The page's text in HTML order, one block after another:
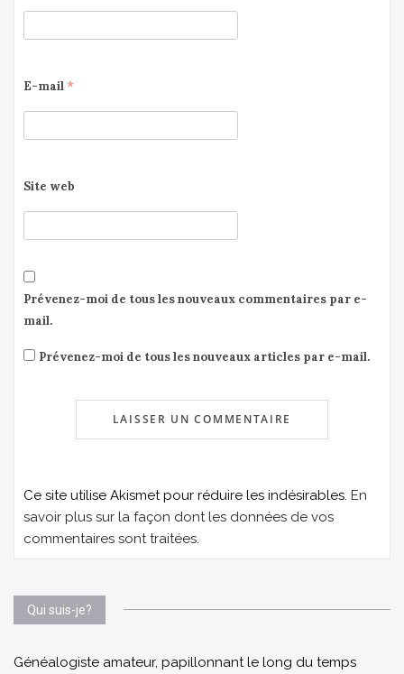
E-mail *
Site web
Prévenez-moi de tous les nouveaux commentaires par e-
mail.
Prévenez-moi de tous les nouveaux articles par e-mail.
Ce site utilise Akismet pour réduire les indésirables. En
savoir plus sur la façon dont les données de vos
commentaires sont traitées.
Qui suis-je?
Généalogiste amateur, papillonnant le long du temps